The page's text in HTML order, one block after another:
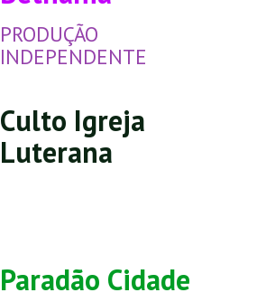
PRODUÇÃO
INDEPENDENTE
Culto Igreja
Luterana
Paradão Cidade